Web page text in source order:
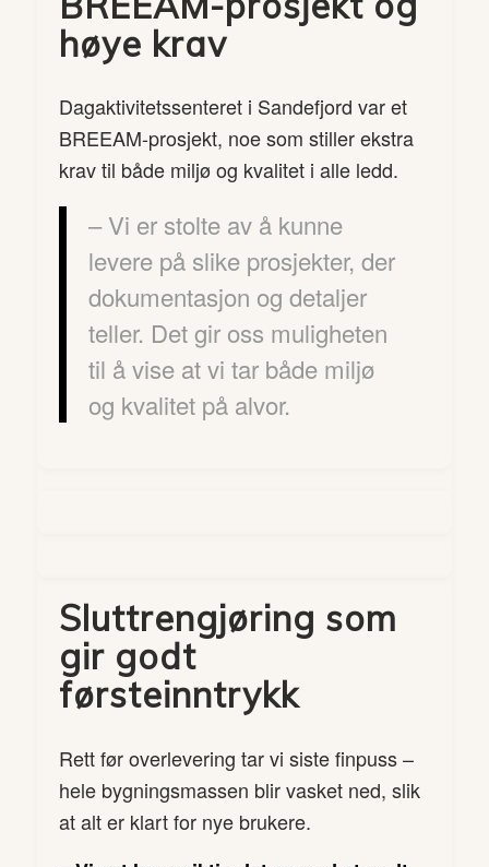
høye krav
Dagaktivitetssenteret i Sandefjord var et
BREEAM-prosjekt, noe som stiller ekstra
krav til både miljø og kvalitet i alle ledd.
– Vi er stolte av å kunne
levere på slike prosjekter, der
dokumentasjon og detaljer
teller. Det gir oss muligheten
til å vise at vi tar både miljø
og kvalitet på alvor.
Sluttrengjøring som
gir godt
førsteinntrykk
Rett før overlevering tar vi siste finpuss –
hele bygningsmassen blir vasket ned, slik
at alt er klart for nye brukere.